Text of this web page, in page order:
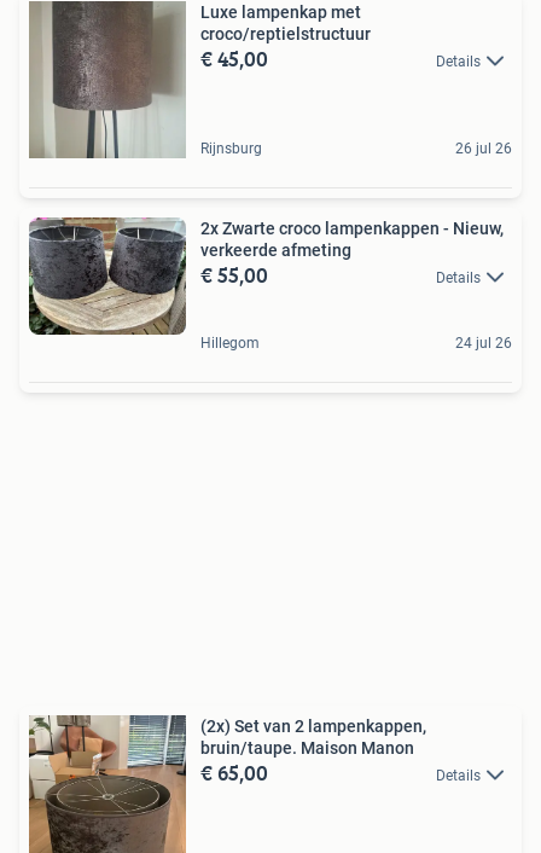
Luxe lampenkap met
croco/reptielstructuur
€ 45,00 Details
Rijnsburg 26 jul 26
2x Zwarte croco lampenkappen - Nieuw,
verkeerde afmeting
€ 55,00 Details
Hillegom 24 jul 26
(2x) Set van 2 lampenkappen,
bruin/taupe. Maison Manon
€ 65,00 Details